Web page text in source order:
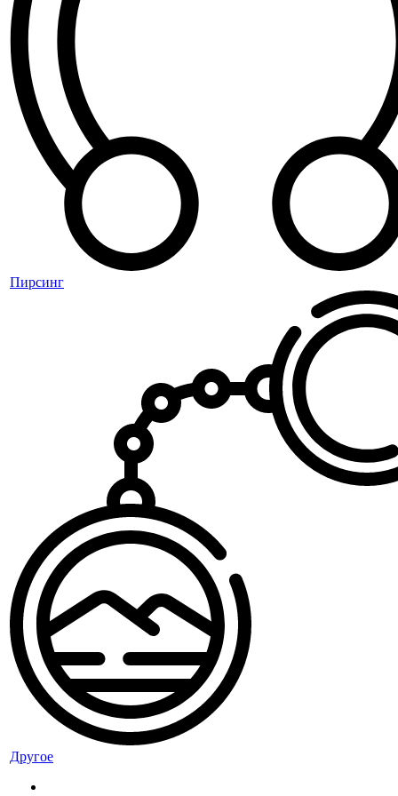
Пирсинг
Другое